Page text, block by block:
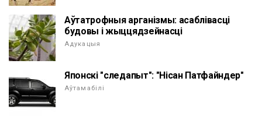
Аўтатрофныя арганізмы: асаблівасці
будовы і жыццядзейнасці
Адукацыя
Японскі "следапыт": "Нісан Патфайндер"
Аўтамабілі